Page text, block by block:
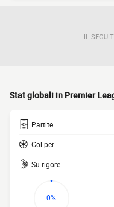
IL
Stat globali in Premier
Partite
Gol per
Su rigore
0%